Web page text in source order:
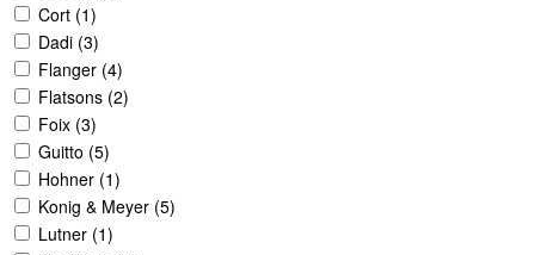
Cort (1)
Dadi (3)
Flanger (4)
Flatsons (2)
Foix (3)
Guitto (5)
Hohner (1)
Konig & Meyer (5)
Lutner (1)